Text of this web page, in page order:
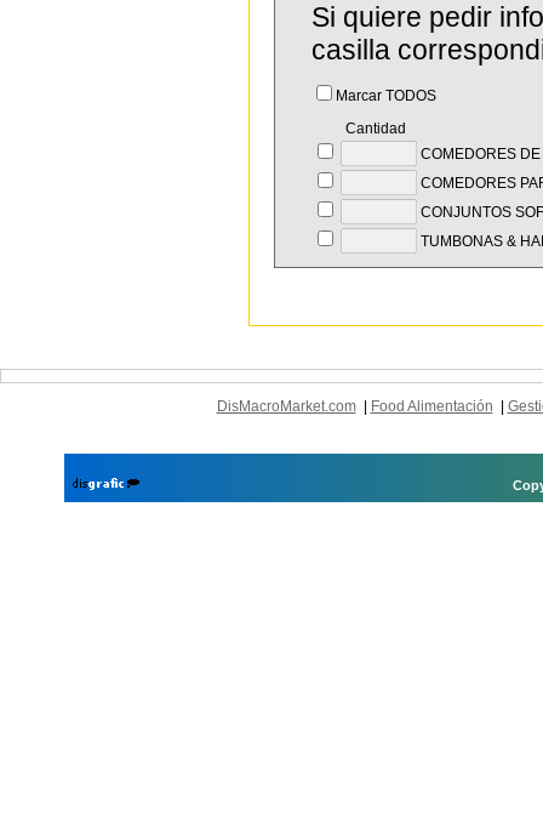
Si quiere pedir
casilla
Marcar TODOS
Cantidad
COMEDORES
COMEDORES
CONJUNTOS
TUMBONAS &
DisMacroMarket.com| Food Alimentación